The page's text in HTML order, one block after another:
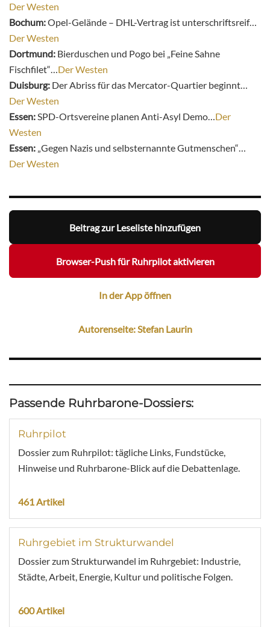
Der Westen
Bochum:Opel-Gelände – DHL-Vertrag ist unterschriftsreif…
Der Westen
Dortmund: Bierduschen und Pogo bei „Feine Sahne
Fischfilet“…Der Westen
Duisburg: Der Abriss für das Mercator-Quartier beginnt…
Der Westen
Essen:SPD-Ortsvereine planen Anti-Asyl Demo…Der
Westen
Essen: „Gegen Nazis und selbsternannte Gutmenschen“…
Der Westen
Beitrag zur Leseliste hinzufügen
Browser-Push für Ruhrpilot aktivieren
In der App öffnen
Autorenseite: Stefan Laurin
Passende Ruhrbarone-Dossiers:
Ruhrpilot
Dossier zum Ruhrpilot: tägliche Links, Fundstücke,
Hinweise und Ruhrbarone-Blick auf die Debattenlage.
461 Artikel
Ruhrgebiet im Strukturwandel
Dossier zum Strukturwandel im Ruhrgebiet: Industrie,
Städte, Arbeit, Energie, Kultur und politische Folgen.
600 Artikel